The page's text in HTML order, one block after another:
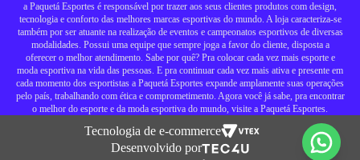
a Paquetá Esportes é responsável por trazer aos seus clientes produtos com design,
tecnologia e conforto das melhores marcas esportivas do mundo. A loja caracteriza-se
também por ser atuante na realização de eventos e campeonatos esportivos de diversas
modalidades. Possui uma equipe que sempre joga a favor do cliente, disposta a
oferecer o melhor atendimento. Sabe por quê? Pra colocar cada vez mais esporte e
moda esportiva na vida das pessoas. E pra continuar cada vez mais ativa e presente em
cada momento dos esportistas a Paquetá Esportes expande amplamente suas operações
pelo país, trabalhando com ética e comprometimento. Agora você já sabe, pra encontrar
o melhor do esporte e da moda esportiva do mundo, visite a Paquetá Esportes.
Tecnologia de e-commerce
Desenvolvido por